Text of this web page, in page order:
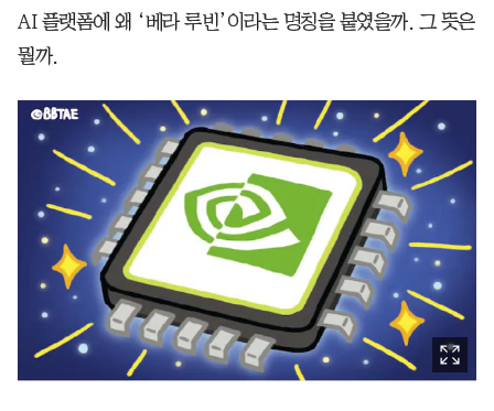
AI 플랫폼에 왜 ‘베라 루빈’이라는 명칭을 붙였을까. 그 뜻은
뭘까.